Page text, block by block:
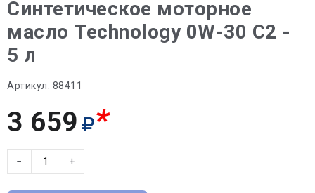
Синтетическое моторное
масло Technology 0W-30 C2 -
5 л
Артикул: 88411
3 659 *
− +